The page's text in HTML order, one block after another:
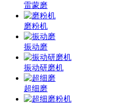
雷蒙磨
磨粉机
振动磨
振动研磨机
超细磨